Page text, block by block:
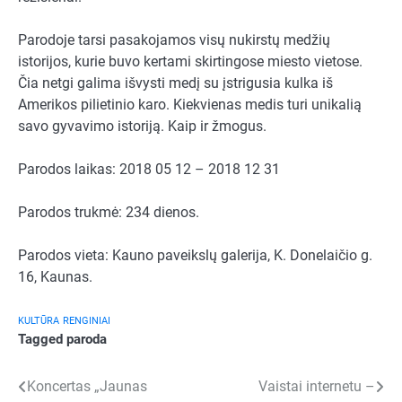
Parodoje tarsi pasakojamos visų nukirstų medžių
istorijos, kurie buvo kertami skirtingose miesto vietose.
Čia netgi galima išvysti medį su įstrigusia kulka iš
Amerikos pilietinio karo. Kiekvienas medis turi unikalią
savo gyvavimo istoriją. Kaip ir žmogus.
Parodos laikas: 2018 05 12 – 2018 12 31
Parodos trukmė: 234 dienos.
Parodos vieta: Kauno paveikslų galerija, K. Donelaičio g.
16, Kaunas.
KULTŪRA RENGINIAI
Tagged paroda
Navigacija
Koncertas „Jaunas
Vaistai internetu –